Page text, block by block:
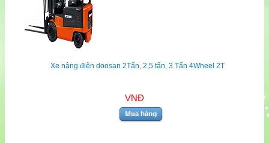
Xe nâng điện doosan 2Tấn, 2,5 tấn, 3 Tấn 4Wheel 2T
VNĐ